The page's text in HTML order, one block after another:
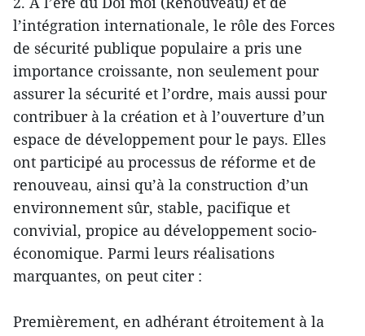
l’intégration internationale, le rôle des Forces
de sécurité publique populaire a pris une
importance croissante, non seulement pour
assurer la sécurité et l’ordre, mais aussi pour
contribuer à la création et à l’ouverture d’un
espace de développement pour le pays. Elles
ont participé au processus de réforme et de
renouveau, ainsi qu’à la construction d’un
environnement sûr, stable, pacifique et
convivial, propice au développement socio-
économique. Parmi leurs réalisations
marquantes, on peut citer :
Premièrement, en adhérant étroitement à la